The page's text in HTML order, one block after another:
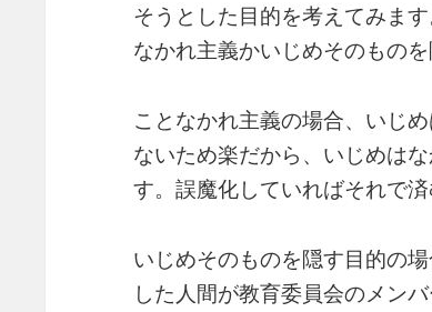
そうとした目的を考えてみま
なかれ主義かいじめそのもの
ことなかれ主義の場合、いじ
ないため楽だから、いじめは
す。誤魔化していればそれで
いじめそのものを隠す目的の
した人間が教育委員会のメン